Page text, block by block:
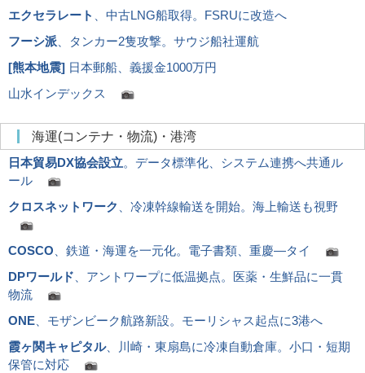
エクセラレート
、中古LNG船取得。FSRUに改造へ
フーシ派 、タンカー2隻攻撃。サウジ船社運航
[熊本地震] 日本郵船、義援金1000万円
山水インデックス
海運(コンテナ・物流)・港湾
日本貿易DX協会設立。データ標準化、システム連携へ共通ル
ール
クロスネットワーク
、冷凍幹線輸送を開始。海上輸送も視野
COSCO 、鉄道・海運を一元化。電子書類、重慶―タイ
DPワールド 、アントワープに低温拠点。医薬・生鮮品に一貫
物流
ONE 、モザンビーク航路新設。モーリシャス起点に3港へ
霞ヶ関キャピタル、川崎・東扇島に冷凍自動倉庫。小口・短期
保管に対応